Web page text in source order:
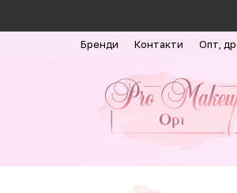
Бренди Контакти Опт,